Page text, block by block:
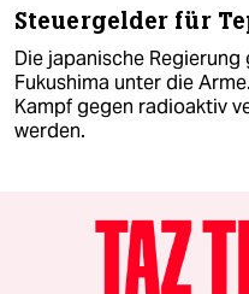
Steuergelder für
Die japanische
Fukushima unter die
Kampf gegen radioaktiv
werden.